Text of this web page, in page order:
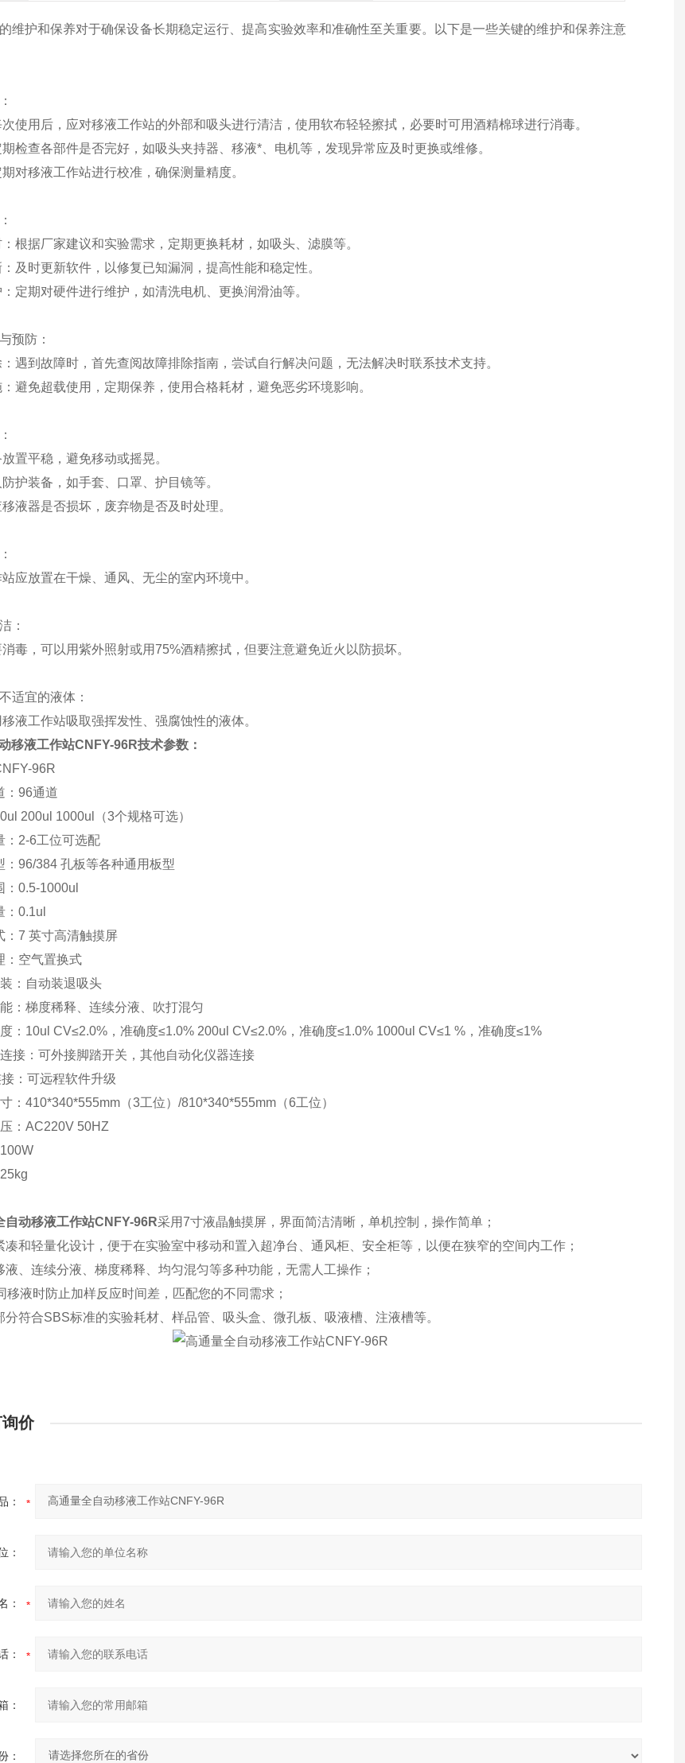
维护和保养对于确保设备长期稳定运行、提高实验效率和准确性至关重要。以下是一些关键的维护和保养注意
使用后，应对移液工作站的外部和吸头进行清洁，使用软布轻轻擦拭，必要时可用酒精棉球进行消毒。
检查各部件是否完好，如吸头夹持器、移液*、电机等，发现异常应及时更换或维修。
对移液工作站进行校准，确保测量精度。
根据厂家建议和实验需求，定期更换耗材，如吸头、滤膜等。
及时更新软件，以修复已知漏洞，提高性能和稳定性。
定期对硬件进行维护，如清洗电机、更换润滑油等。
预防：
遇到故障时，首先查阅故障排除指南，尝试自行解决问题，无法解决时联系技术支持。
避免超载使用，定期保养，使用合格耗材，避免恶劣环境影响。
置平稳，避免移动或摇晃。
护装备，如手套、口罩、护目镜等。
液器是否损坏，废弃物是否及时处理。
应放置在干燥、通风、无尘的室内环境中。
：
毒，可以用紫外照射或用75%酒精擦拭，但要注意避免近火以防损坏。
适宜的液体：
液工作站吸取强挥发性、强腐蚀性的液体。
移液工作站CNFY-96R技术参数：
96R
：96通道
200ul 1000ul（3个规格可选）
：2-6工位可选配
：96/384 孔板等各种通用板型
：0.5-1000ul
：0.1ul
：7 英寸高清触摸屏
：空气置换式
：自动装退吸头
：梯度稀释、连续分液、吹打混匀
：10ul CV≤2.0%，准确度≤1.0% 200ul CV≤2.0%，准确度≤1.0% 1000ul CV≤1 %，准确度≤1%
接：可外接脚踏开关，其他自动化仪器连接
：可远程软件升级
：410*340*555mm（3工位）/810*340*555mm（6工位）
：AC220V 50HZ
自动移液工作站CNFY-96R采用7寸液晶触摸屏，界面简洁清晰，单机控制，操作简单；
凑和轻量化设计，便于在实验室中移动和置入超净台、通风柜、安全柜等，以便在狭窄的空间内工作；
液、连续分液、梯度稀释、均匀混匀等多种功能，无需人工操作；
移液时防止加样反应时间差，匹配您的不同需求；
分符合SBS标准的实验耗材、样品管、吸头盒、微孔板、吸液槽、注液槽等。
价
：
：
：
：
：
：